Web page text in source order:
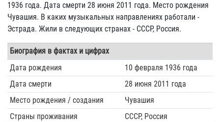
1936 года. Дата смерти 28 июня 2011 года. Место рождения
Чувашия. В каких музыкальных направлениях работали -
Эстрада. Жили в следующих странах - СССР, Россия.
Биография в фактах и цифрах
Дата рождения
10 февраля 1936 года
Дата смерти
28 июня 2011 года
Место рождения / создания
Чувашия
Страны проживания
СССР, Россия